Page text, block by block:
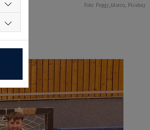
Foto: Peggy_Marco, Pixabay